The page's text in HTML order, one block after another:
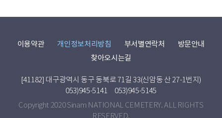
이용약관 개인정보처리방침 부서별연락처
방문안내
찾아오시는길
[41182] 대구광역시 동구 동북로 71길 33(신암동 산 27-1번지)
053)945-5141
053)945-5145
Copyright 2020 Sinam NATIONAL CEMETERY. ALL RIGHTS
RESERVED.